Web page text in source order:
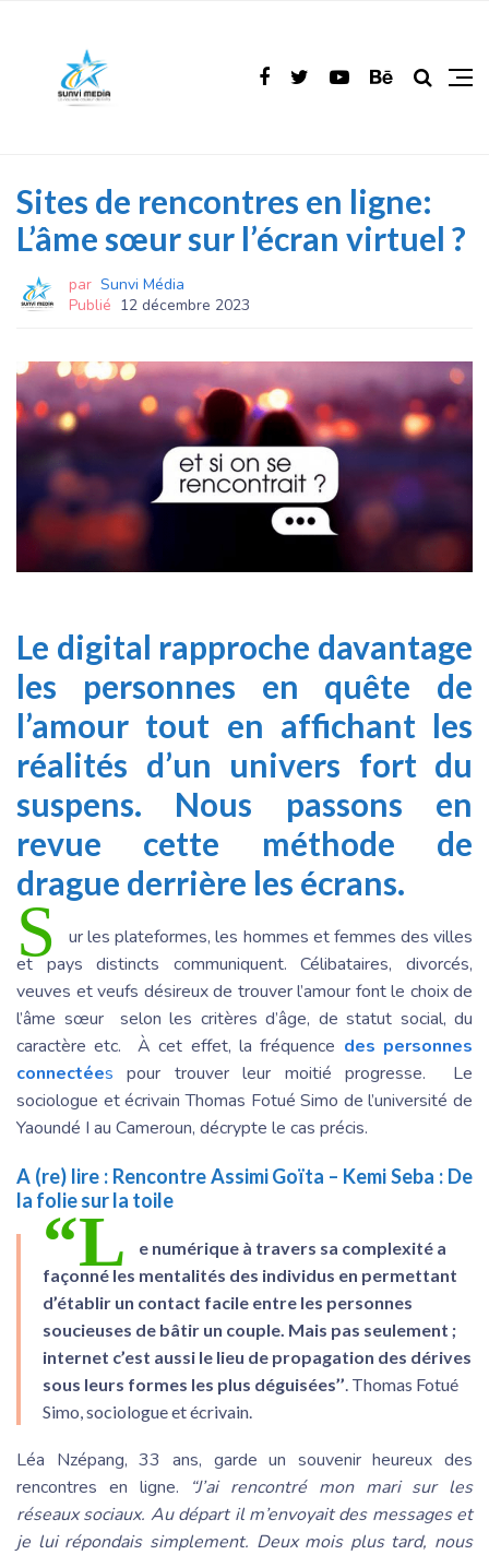
Sites de rencontres en ligne:
L’âme sœur sur l’écran virtuel ?
par Sunvi Média
Publié 12 décembre 2023
Le digital rapproche davantage
les personnes en quête de
l’amour tout en affichant les
réalités d’un univers fort du
suspens. Nous passons en
revue cette méthode de
drague derrière les écrans.
S
ur les plateformes, les hommes et femmes des villes
et pays distincts communiquent. Célibataires, divorcés,
veuves et veufs désireux de trouver l’amour font le choix de
l’âme sœur selon les critères d’âge, de statut social, du
caractère etc. À cet effet, la fréquence des personnes
connectées pour trouver leur moitié progresse. Le
sociologue et écrivain Thomas Fotué Simo de l’université de
Yaoundé I au Cameroun, décrypte le cas précis.
A (re) lire : Rencontre Assimi Goïta – Kemi Seba : De
la folie sur la toile
“L
e numérique à travers sa complexité a
façonné les mentalités des individus en permettant
d’établir un contact facile entre les personnes
soucieuses de bâtir un couple. Mais pas seulement ;
internet c’est aussi le lieu de propagation des dérives
sous leurs formes les plus déguisées’’ . Thomas Fotué
Simo, sociologue et écrivain.
Léa Nzépang, 33 ans, garde un souvenir heureux des
rencontres en ligne.
“J’ai rencontré mon mari sur les
réseaux sociaux. Au départ il m’envoyait des messages et
je lui répondais simplement. Deux mois plus tard, nous